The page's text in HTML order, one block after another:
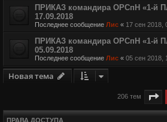
ПРИКАЗ командира ОРСпН «1-й
17.09.2018
Последнее сообщение Лис « 17 сен 2018,
ПРИКАЗ командира ОРСпН «1-й
05.09.2018
Последнее сообщение Лис « 05 сен 2018,
Новая тема
206 тем
ПРАВА ДОСТУПА